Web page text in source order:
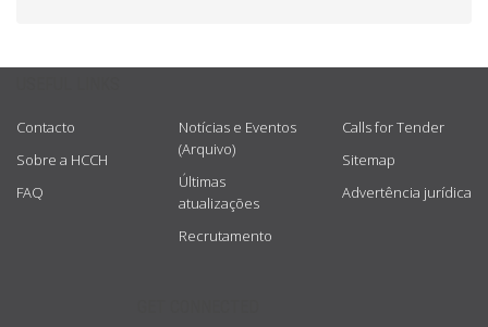
Contacto
Sobre a HCCH
FAQ
Notícias e Eventos
(Arquivo)
Últimas
atualizações
Recrutamento
Calls for Tender
Sitemap
Advertência jurídica